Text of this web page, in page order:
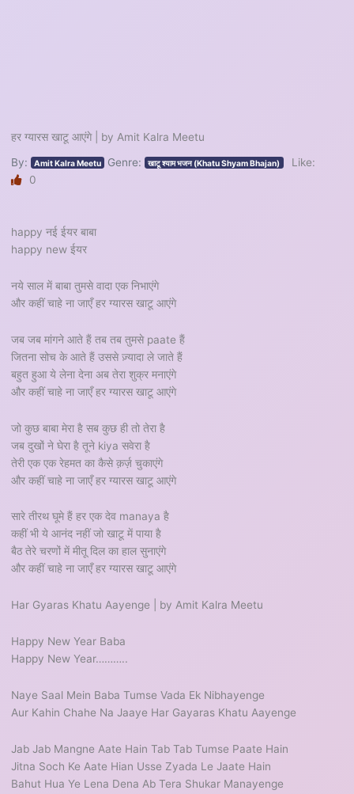
हर ग्यारस खाटू आएंगे | by Amit Kalra Meetu
By: Amit Kalra Meetu Genre: खाटू श्याम भजन (Khatu Shyam Bhajan)
Like:
0
happy नई ईयर बाबा
happy new ईयर
नये साल में बाबा तुमसे वादा एक निभाएंगे
और कहीं चाहे ना जाएँ हर ग्यारस खाटू आएंगे
जब जब मांगने आते हैं तब तब तुमसे paate हैं
जितना सोच के आते हैं उससे ज़्यादा ले जाते हैं
बहुत हुआ ये लेना देना अब तेरा शुक्र मनाएंगे
और कहीं चाहे ना जाएँ हर ग्यारस खाटू आएंगे
जो कुछ बाबा मेरा है सब कुछ ही तो तेरा है
जब दुखों ने घेरा है तूने kiya सवेरा है
तेरी एक एक रेहमत का कैसे क़र्ज़ चुकाएंगे
और कहीं चाहे ना जाएँ हर ग्यारस खाटू आएंगे
सारे तीरथ घूमे हैं हर एक देव manaya है
कहीं भी ये आनंद नहीं जो खाटू में पाया है
बैठ तेरे चरणों में मीतू दिल का हाल सुनाएंगे
और कहीं चाहे ना जाएँ हर ग्यारस खाटू आएंगे
Har Gyaras Khatu Aayenge | by Amit Kalra Meetu
Happy New Year Baba
Happy New Year………..
Naye Saal Mein Baba Tumse Vada Ek Nibhayenge
Aur Kahin Chahe Na Jaaye Har Gayaras Khatu Aayenge
Jab Jab Mangne Aate Hain Tab Tab Tumse Paate Hain
Jitna Soch Ke Aate Hian Usse Zyada Le Jaate Hain
Bahut Hua Ye Lena Dena Ab Tera Shukar Manayenge